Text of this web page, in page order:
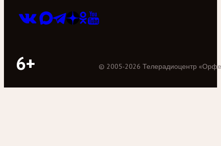
6+ © 2005-2026 Телерадиоцентр